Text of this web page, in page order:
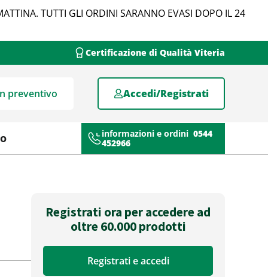
TUTTI GLI ORDINI SARANNO EVASI DOPO IL 24
Certificazione di Qualità Viteria
preventivo Accedi/Registrati
informazioni e ordini 0544
452966
Registrati ora per accedere ad
oltre 60.000 prodotti
Registrati e accedi